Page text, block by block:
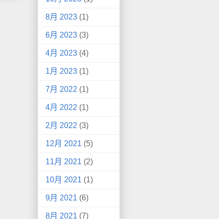
8月 2023 (1)
6月 2023 (3)
4月 2023 (4)
1月 2023 (1)
7月 2022 (1)
4月 2022 (1)
2月 2022 (3)
12月 2021 (5)
11月 2021 (2)
10月 2021 (1)
9月 2021 (6)
8月 2021 (7)